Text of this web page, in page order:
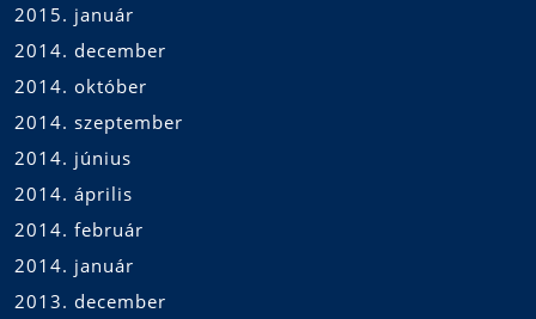
2015. január
2014. december
2014. október
2014. szeptember
2014. június
2014. április
2014. február
2014. január
2013. december